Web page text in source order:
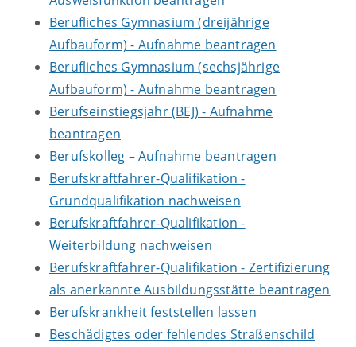
Berufliches Gymnasium (dreijährige
Aufbauform) - Aufnahme beantragen
Berufliches Gymnasium (sechsjährige
Aufbauform) - Aufnahme beantragen
Berufseinstiegsjahr (BEJ) - Aufnahme
beantragen
Berufskolleg – Aufnahme beantragen
Berufskraftfahrer-Qualifikation -
Grundqualifikation nachweisen
Berufskraftfahrer-Qualifikation -
Weiterbildung nachweisen
Berufskraftfahrer-Qualifikation - Zertifizierung
als anerkannte Ausbildungsstätte beantragen
Berufskrankheit feststellen lassen
Beschädigtes oder fehlendes Straßenschild